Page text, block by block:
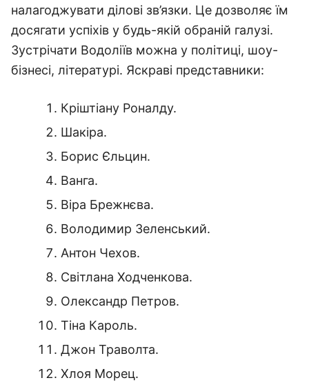
налагоджувати ділові зв’язки. Це дозволяє їм
досягати успіхів у будь-якій обраній галузі.
Зустрічати Водоліїв можна у політиці, шоу-
бізнесі, літературі. Яскраві представники:
Кріштіану Роналду.
Шакіра.
Борис Єльцин.
Ванга.
Віра Брежнєва.
Володимир Зеленський.
Антон Чехов.
Світлана Ходченкова.
Олександр Петров.
Тіна Кароль.
Джон Траволта.
Хлоя Морец.